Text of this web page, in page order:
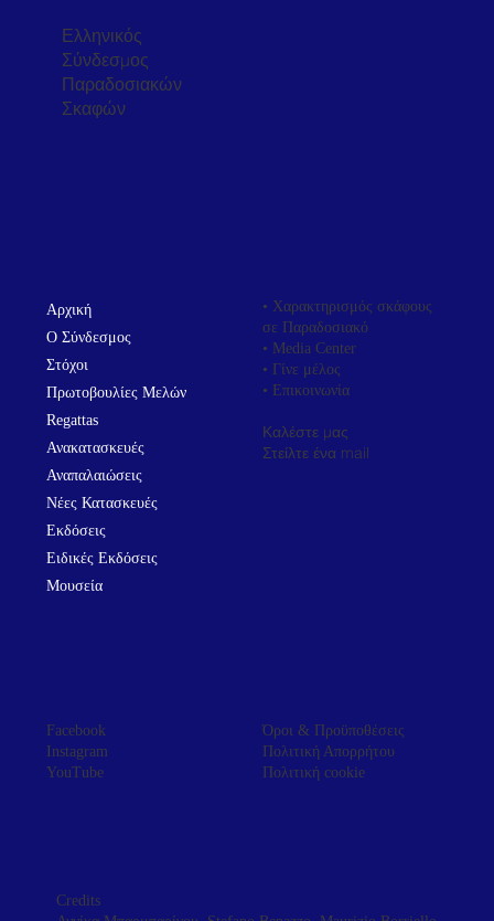
Ελληνικός
Σύνδεσμος
Παραδοσιακών
Σκαφών
Αρχική
Ο Σύνδεσμος
Στόχοι
Πρωτοβουλίες Μελών
Regattas
Ανακατασκευές
Αναπαλαιώσεις
Νέες Κατασκευές
Εκδόσεις
Ειδικές Εκδόσεις
Μουσεία
• Χαρακτηρισμός σκάφους
σε Παραδοσιακό
• Media Center
• Γίνε μέλος
• Επικοινωνία
Καλέστε μας
Στείλτε ένα mail
Όροι & Προϋποθέσεις
Πολιτική Απορρήτου
Πολιτική cookie
Facebook
Instagram
YouTube
Credits